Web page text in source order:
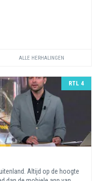
ALLE HERHALINGEN
RTL 4
Altijd op de hoogte